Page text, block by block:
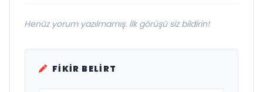
Henüz yorum yazılmamış. İlk görüşü siz bildirin!
FIKIR BELIRT